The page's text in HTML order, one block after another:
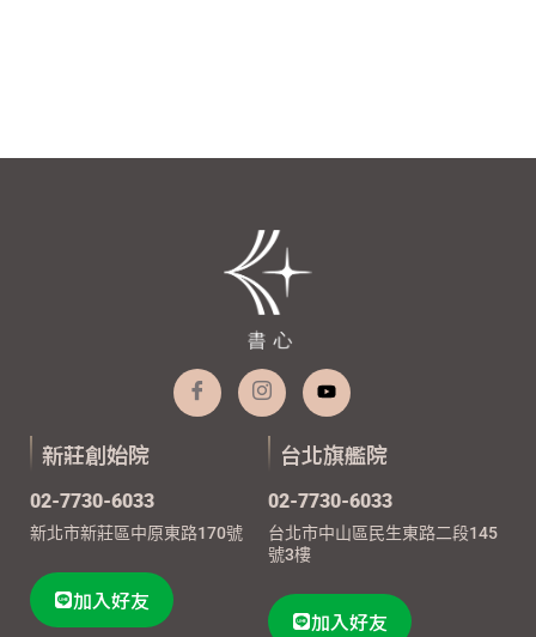
新莊創始院
02-7730-6033
新北市新莊區中原東路170號
加入好友
台北旗艦院
02-7730-6033
台北市中山區民生東路二段145
號3樓
加入好友